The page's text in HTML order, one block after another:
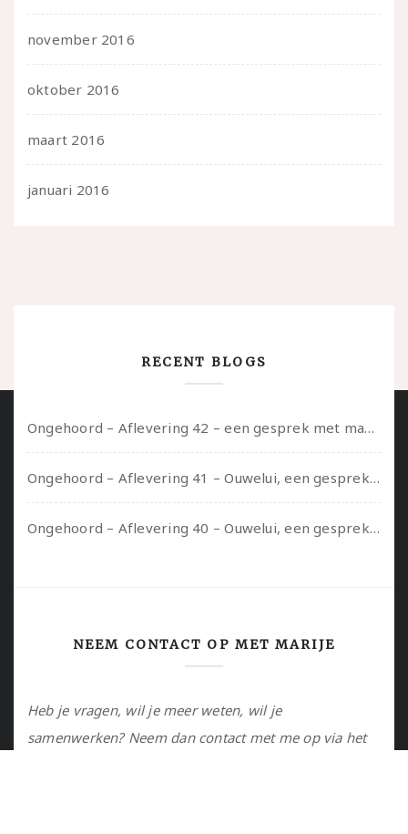
november 2016
oktober 2016
maart 2016
januari 2016
RECENT BLOGS
Ongehoord – Aflevering 42 – een gesprek met marijn over seksueel opbloeien, het ouderschap uitvinden en verschillende leeftijden in je mee dragen
Ongehoord – Aflevering 41 – Ouwelui, een gesprek met Marcelle over polyamorie op latere leeftijd, (mantel)zorg voor je partners en seksueel plezier.
Ongehoord – Aflevering 40 – Ouwelui, een gesprek met Sadie Lune over vormende relaties en de geschiedenis van de queer pornobeweging
NEEM CONTACT OP MET MARIJE
Heb je vragen, wil je meer weten, wil je
samenwerken? Neem dan contact met me op via het